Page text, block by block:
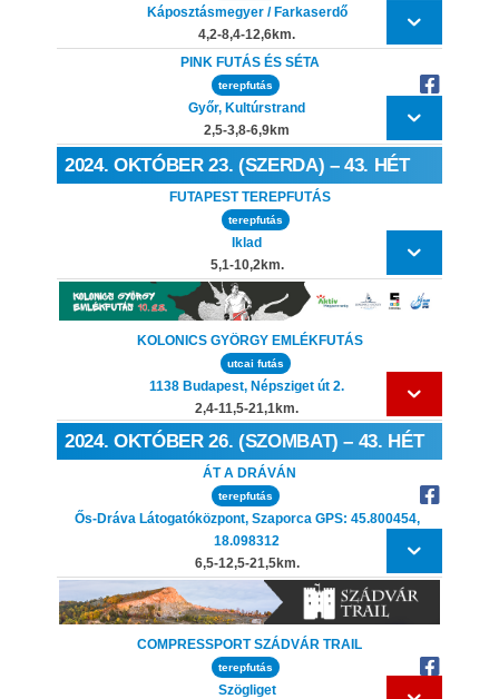
Káposztásmegyer / Farkaserdő
4,2-8,4-12,6km.
PINK FUTÁS ÉS SÉTA
terepfutás
Győr, Kultúrstrand
2,5-3,8-6,9km
2024. OKTÓBER 23. (SZERDA) – 43. HÉT
FUTAPEST TEREPFUTÁS
terepfutás
Iklad
5,1-10,2km.
KOLONICS GYÖRGY EMLÉKFUTÁS
utcai futás
1138 Budapest, Népsziget út 2.
2,4-11,5-21,1km.
2024. OKTÓBER 26. (SZOMBAT) – 43. HÉT
ÁT A DRÁVÁN
terepfutás
Ős-Dráva Látogatóközpont, Szaporca GPS: 45.800454,
18.098312
6,5-12,5-21,5km.
COMPRESSPORT SZÁDVÁR TRAIL
terepfutás
Szögliget